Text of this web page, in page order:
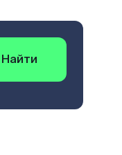
Найти